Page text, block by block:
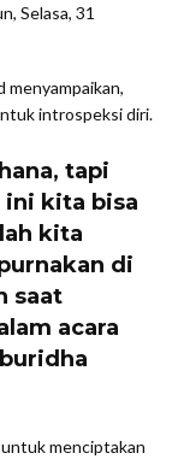
Selasa, 31
menyampaikan,
introspeksi diri.
tapi
kita bisa
kita
di
saat
acara
menciptakan